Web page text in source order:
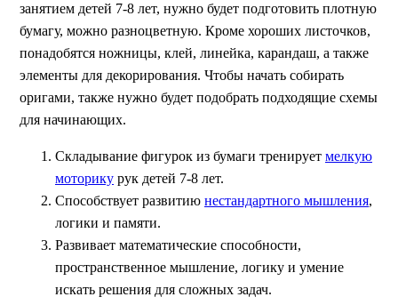
занятием детей 7-8 лет, нужно будет подготовить плотную
бумагу, можно разноцветную. Кроме хороших листочков,
понадобятся ножницы, клей, линейка, карандаш, а также
элементы для декорирования. Чтобы начать собирать
оригами, также нужно будет подобрать подходящие схемы
для начинающих.
Складывание фигурок из бумаги тренирует мелкую
моторику рук детей 7-8 лет.
Способствует развитию нестандартного мышления,
логики и памяти.
Развивает математические способности,
пространственное мышление, логику и умение
искать решения для сложных задач.